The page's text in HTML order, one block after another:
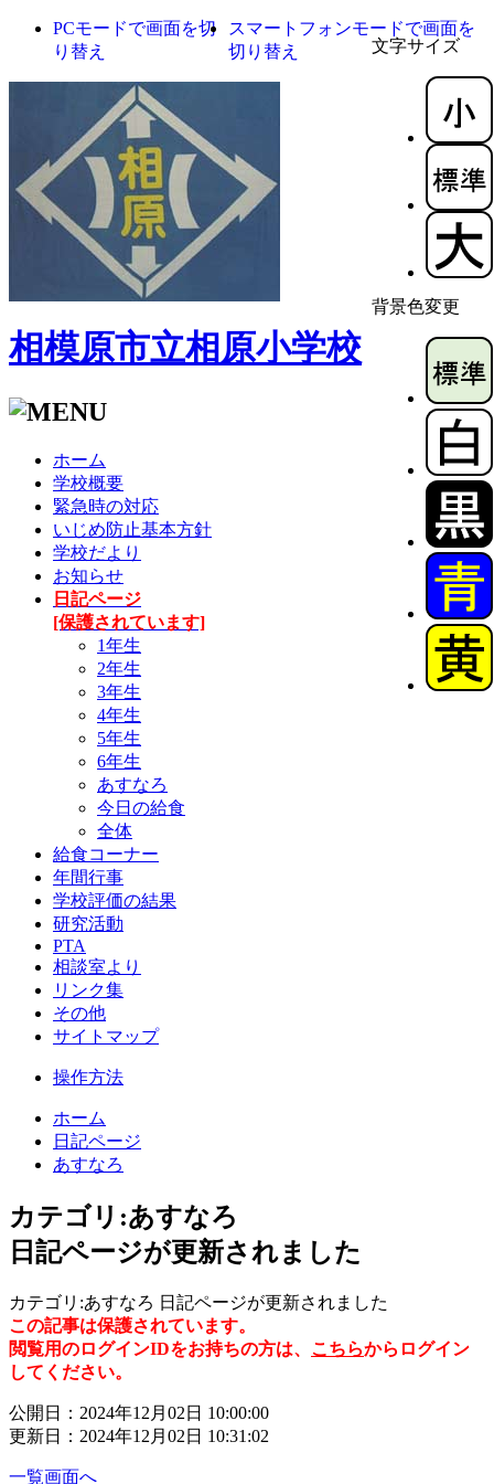
文字サイズ
背景色変更
PCモードで画面を切
り替え
スマートフォンモードで画面を
切り替え
相模原市立相原小学校
ホーム
学校概要
緊急時の対応
いじめ防止基本方針
学校だより
お知らせ
日記ページ
[保護されています]
1年生
2年生
3年生
4年生
5年生
6年生
あすなろ
今日の給食
全体
給食コーナー
年間行事
学校評価の結果
研究活動
PTA
相談室より
リンク集
その他
サイトマップ
操作方法
ホーム
日記ページ
あすなろ
カテゴリ:あすなろ
日記ページが更新されました
カテゴリ:あすなろ 日記ページが更新されました
この記事は保護されています。
閲覧用のログインIDをお持ちの方は、 こちらからログイン
してください。
公開日：2024年12月02日 10:00:00
更新日：2024年12月02日 10:31:02
一覧画面へ